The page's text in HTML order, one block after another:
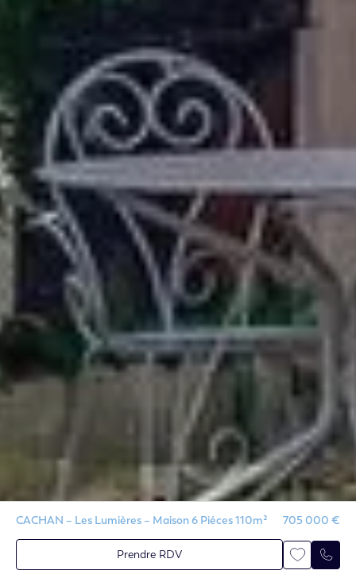
CACHAN – Les Lumières – Maison 6 Piéces 110m² 705 000 €
Prendre RDV